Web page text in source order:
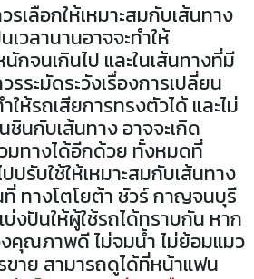
รเลือกให้เหมาะสมกับเส้นทาง
เวลานานอาจจะทำให้
กจนเกินไป และในเส้นทางที่มี
ระมัดระวังเรื่องการเปลี่ยน
ำให้รถเสียการทรงตัวได้ และไม่
ชินกับเส้นทาง อาจจะเกิด
มทางได้อีกด้วย ทั้งหมดที่
ปรับใช้ให้เหมาะสมกับเส้นทาง
ทางโตโยต้า ชัวร์ กาญจนบุรี
งปันให้ผู้ใช้รถได้ทราบกัน หาก
คุณภาพดี ไม่จมน้ำ ไม่ย้อมแมว
าย สามารถดูได้ที่หน้าแฟน